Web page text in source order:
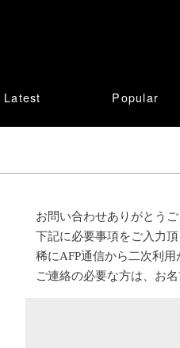
Latest Popular
お問い合わせありがとうご
下記に必要事項をご入力
稀にAFP通信から二次利
ご連絡の必要な方は、お